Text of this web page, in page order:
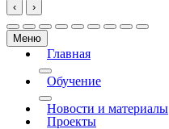
‹ ›
Меню
Главная
More about: Главная
Обучение
More about: Обучение
Новости и материалы
Проекты